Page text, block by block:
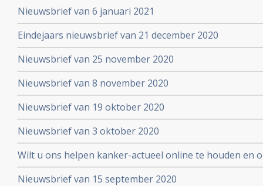
Nieuwsbrief van 6 januari 2021
Eindejaars nieuwsbrief van 21 december 2020
Nieuwsbrief van 25 november 2020
Nieuwsbrief van 8 november 2020
Nieuwsbrief van 19 oktober 2020
Nieuwsbrief van 3 oktober 2020
Wilt u ons helpen kanker-actueel online te houden en
extra donatie aub?
Nieuwsbrief van 15 september 2020